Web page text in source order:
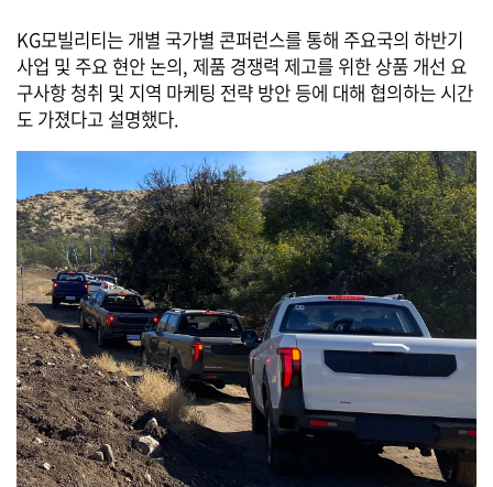
KG모빌리티는 개별 국가별 콘퍼런스를 통해 주요국의 하반기
사업 및 주요 현안 논의, 제품 경쟁력 제고를 위한 상품 개선 요
구사항 청취 및 지역 마케팅 전략 방안 등에 대해 협의하는 시간
도 가졌다고 설명했다.